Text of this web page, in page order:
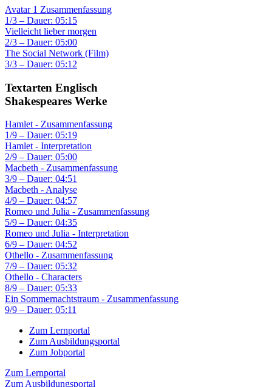
Avatar 1 Zusammenfassung
1/3 – Dauer: 05:15
Vielleicht lieber morgen
2/3 – Dauer: 05:00
The Social Network (Film)
3/3 – Dauer: 05:12
Textarten Englisch
Shakespeares Werke
Hamlet - Zusammenfassung
1/9 – Dauer: 05:19
Hamlet - Interpretation
2/9 – Dauer: 05:00
Macbeth - Zusammenfassung
3/9 – Dauer: 04:51
Macbeth - Analyse
4/9 – Dauer: 04:57
Romeo und Julia - Zusammenfassung
5/9 – Dauer: 04:35
Romeo und Julia - Interpretation
6/9 – Dauer: 04:52
Othello - Zusammenfassung
7/9 – Dauer: 05:32
Othello - Characters
8/9 – Dauer: 05:33
Ein Sommernachtstraum - Zusammenfassung
9/9 – Dauer: 05:11
Zum Lernportal
Zum Ausbildungsportal
Zum Jobportal
Zum Lernportal
Zum Ausbildungsportal